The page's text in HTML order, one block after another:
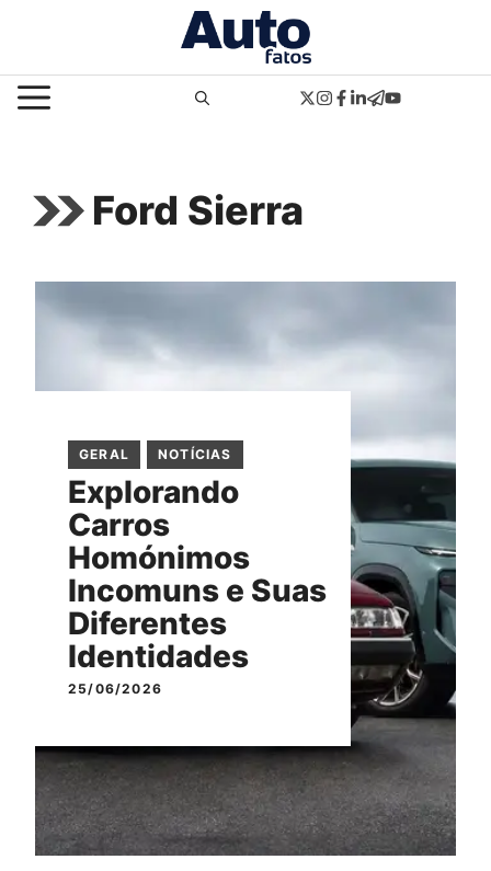
o
conteúdoMENU
Ford Sierra
GERAL NOTÍCIAS
Explorando
Carros
Homónimos
Incomuns e Suas
Diferentes
Identidades
25/06/2026